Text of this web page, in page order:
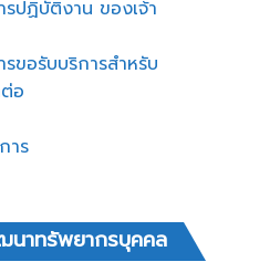
ปฏิบัติงาน ของเจ้า
ขอรับบริการสำหรับ
อ
าร
นาทรัพยากรบุคคล